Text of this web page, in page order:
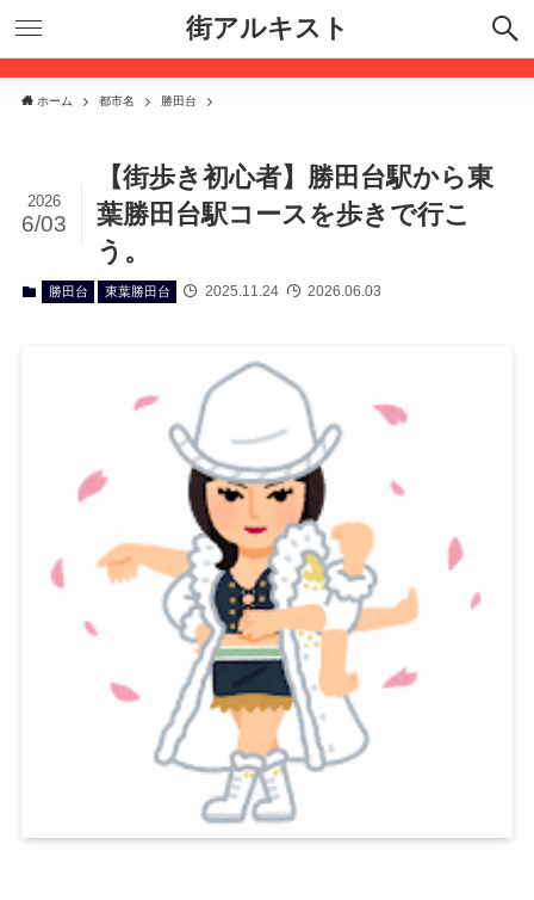
街アルキスト
ホーム 都市名 勝田台
【街歩き初心者】勝田台駅から東
葉勝田台駅コースを歩きで行こ
う。
2026
6/03
勝田台 東葉勝田台 2025.11.24 2026.06.03